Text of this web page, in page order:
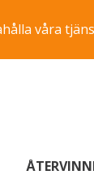
våra